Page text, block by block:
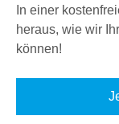
In einer
heraus, wie wir
können!